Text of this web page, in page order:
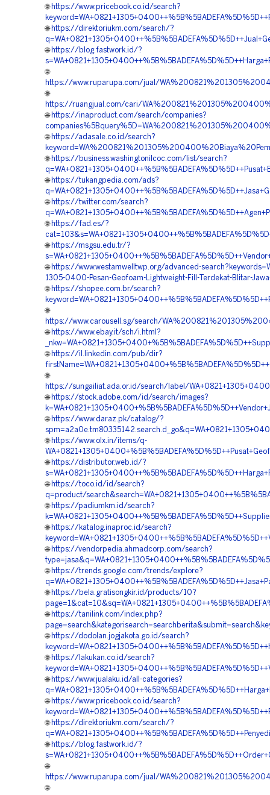
🌐 https://www.pricebook.co.id/search?
🌐 https://direktoriukm.com/search/?
🌐 https://blog.fastwork.id/?
🌐
https://www.ruparupa.com/jual/
🌐
https://ruangjual.com/cari/
🌐 https://inaproduct.com/search/companies?
🌐 https://adasale.co.id/search?
🌐 https://business.washingtonilcoc.com/list/search?
🌐 https://tukangpedia.com/ads?
🌐 https://twitter.com/search?
🌐 https://fad.es/?
🌐 https://msgsu.edu.tr/?
🌐 https://www.westamwelltwp.org/advanced-
1305-0400-Pesan-Geofoam-Lightweight-Fill-Terdekat-Blitar-
🌐 https://shopee.com.br/search?
🌐
https://www.carousell.sg/search/
🌐 https://www.ebay.it/sch/i.html?
🌐 https://il.linkedin.com/pub/dir?
🌐
https://sungailiat.ada.or.id/search/label/
🌐 https://stock.adobe.com/id/search/images?
🌐 https://www.daraz.pk/catalog/?
🌐 https://www.olx.in/items/q-
🌐 https://distributor.web.id/?
🌐 https://toco.id/id/search?
q=product/
🌐 https://padiumkm.id/search?
🌐 https://katalog.inaproc.id/search?
🌐 https://vendorpedia.ahmadcorp.com/search?
🌐 https://trends.google.com/trends/explore?
🌐 https://bela.gratisongkir.id/products/10?
🌐 https://tanilink.com/index.php?
🌐 https://dodolan.jogjakota.go.id/search?
🌐 https://lakukan.co.id/search?
🌐 https://www.jualaku.id/all-categories?
🌐 https://www.pricebook.co.id/search?
🌐 https://direktoriukm.com/search/?
🌐 https://blog.fastwork.id/?
🌐
https://www.ruparupa.com/jual/
🌐